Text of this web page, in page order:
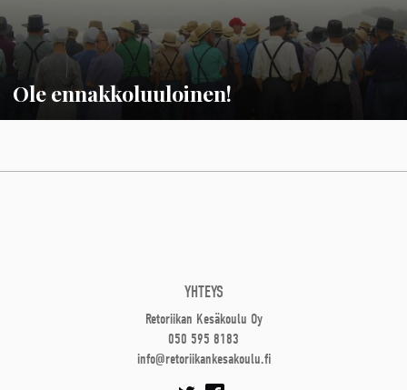
Ole ennakkoluuloinen!
YHTEYS
Retoriikan Kesäkoulu Oy
050 595 8183
info@retoriikankesakoulu.fi